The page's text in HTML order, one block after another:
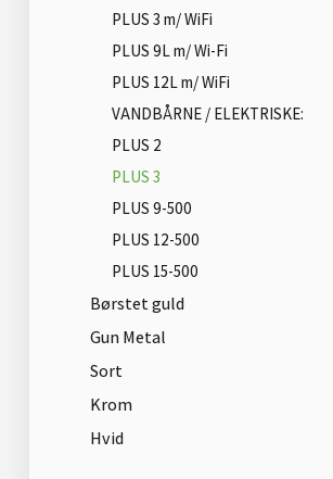
PLUS 3 m/ WiFi
PLUS 9L m/ Wi-Fi
PLUS 12L m/ WiFi
VANDBÅRNE / ELEKTRISKE:
PLUS 2
PLUS 3
PLUS 9-500
PLUS 12-500
PLUS 15-500
Børstet guld
Gun Metal
Sort
Krom
Hvid